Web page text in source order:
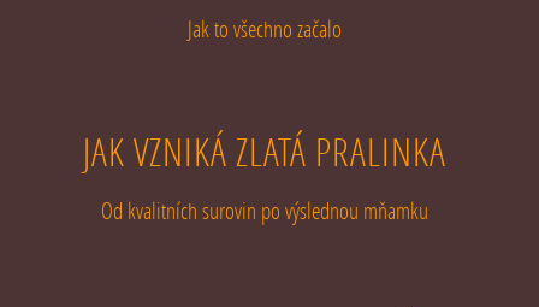
Jak to všechno začalo
JAK VZNIKÁ ZLATÁ PRALINKA
Od kvalitních surovin po výslednou mňamku